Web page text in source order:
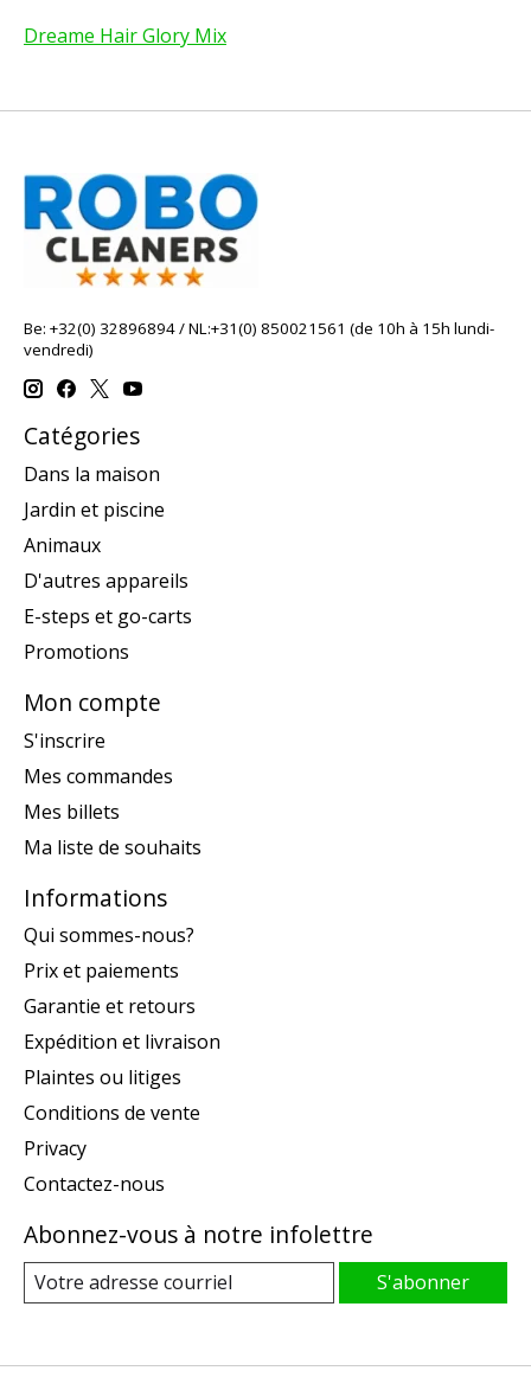
Dreame Hair Glory Mix
Be: +32(0) 32896894 / NL:+31(0) 850021561 (de 10h à 15h lundi-
vendredi)
Catégories
Dans la maison
Jardin et piscine
Animaux
D'autres appareils
E-steps et go-carts
Promotions
Mon compte
S'inscrire
Mes commandes
Mes billets
Ma liste de souhaits
Informations
Qui sommes-nous?
Prix et paiements
Garantie et retours
Expédition et livraison
Plaintes ou litiges
Conditions de vente
Privacy
Contactez-nous
Abonnez-vous à notre infolettre
S'abonner